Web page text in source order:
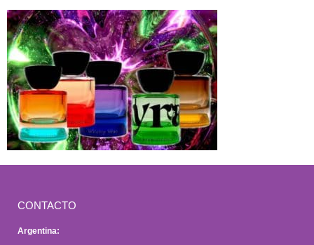
CONTACTO
Argentina: